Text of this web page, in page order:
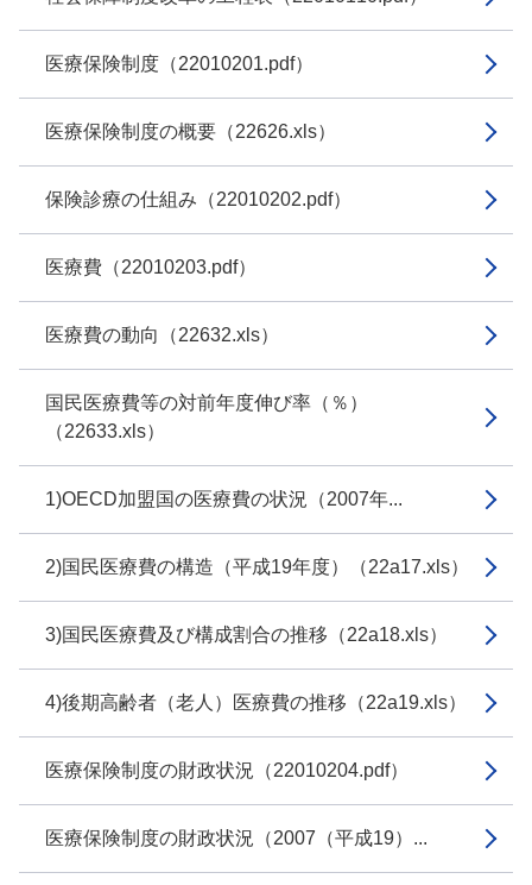
医療保険制度（22010201.pdf）
医療保険制度の概要（22626.xls）
保険診療の仕組み（22010202.pdf）
医療費（22010203.pdf）
医療費の動向（22632.xls）
国民医療費等の対前年度伸び率（％）
（22633.xls）
1)OECD加盟国の医療費の状況（2007年...
2)国民医療費の構造（平成19年度）（22a17.xls）
3)国民医療費及び構成割合の推移（22a18.xls）
4)後期高齢者（老人）医療費の推移（22a19.xls）
医療保険制度の財政状況（22010204.pdf）
医療保険制度の財政状況（2007（平成19）...